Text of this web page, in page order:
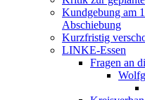
Kundgebung am
Abschiebung
Kurzfristig
LINKE-Essen
Fragen an